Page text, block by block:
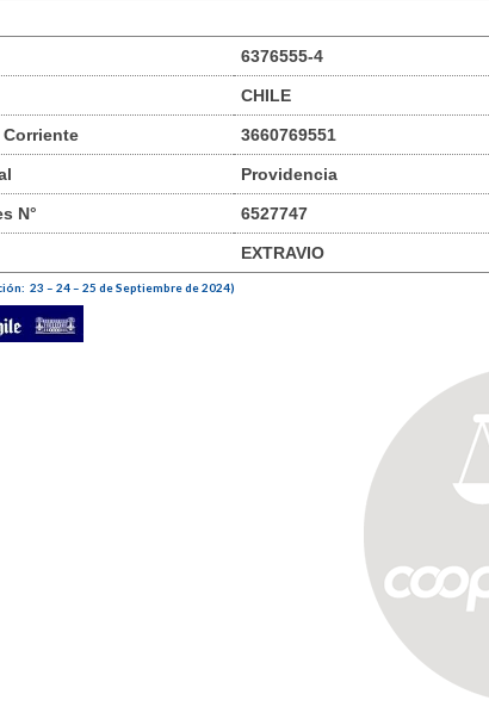
6376555-4
CHILE
3660769551
Providencia
N° 6527747
EXTRAVIO
23 – 24 – 25 de Septiembre de 2024)